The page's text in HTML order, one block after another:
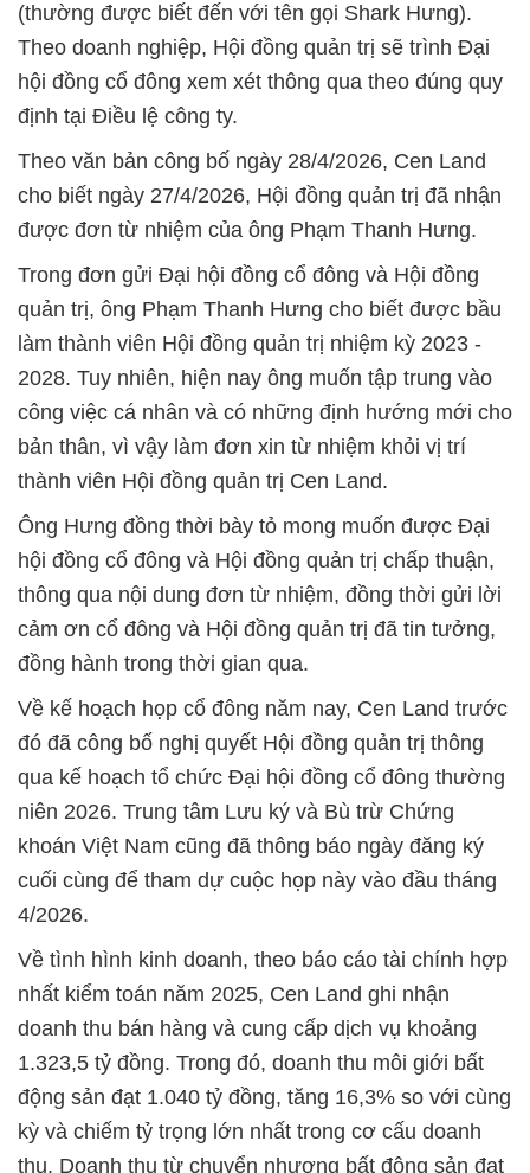
(thường được biết đến với tên gọi Shark Hưng).
Theo doanh nghiệp, Hội đồng quản trị sẽ trình Đại
hội đồng cổ đông xem xét thông qua theo đúng quy
định tại Điều lệ công ty.
Theo văn bản công bố ngày 28/4/2026, Cen Land
cho biết ngày 27/4/2026, Hội đồng quản trị đã nhận
được đơn từ nhiệm của ông Phạm Thanh Hưng.
Trong đơn gửi Đại hội đồng cổ đông và Hội đồng
quản trị, ông Phạm Thanh Hưng cho biết được bầu
làm thành viên Hội đồng quản trị nhiệm kỳ 2023 -
2028. Tuy nhiên, hiện nay ông muốn tập trung vào
công việc cá nhân và có những định hướng mới cho
bản thân, vì vậy làm đơn xin từ nhiệm khỏi vị trí
thành viên Hội đồng quản trị Cen Land.
Ông Hưng đồng thời bày tỏ mong muốn được Đại
hội đồng cổ đông và Hội đồng quản trị chấp thuận,
thông qua nội dung đơn từ nhiệm, đồng thời gửi lời
cảm ơn cổ đông và Hội đồng quản trị đã tin tưởng,
đồng hành trong thời gian qua.
Về kế hoạch họp cổ đông năm nay, Cen Land trước
đó đã công bố nghị quyết Hội đồng quản trị thông
qua kế hoạch tổ chức Đại hội đồng cổ đông thường
niên 2026. Trung tâm Lưu ký và Bù trừ Chứng
khoán Việt Nam cũng đã thông báo ngày đăng ký
cuối cùng để tham dự cuộc họp này vào đầu tháng
4/2026.
Về tình hình kinh doanh, theo báo cáo tài chính hợp
nhất kiểm toán năm 2025, Cen Land ghi nhận
doanh thu bán hàng và cung cấp dịch vụ khoảng
1.323,5 tỷ đồng. Trong đó, doanh thu môi giới bất
động sản đạt 1.040 tỷ đồng, tăng 16,3% so với cùng
kỳ và chiếm tỷ trọng lớn nhất trong cơ cấu doanh
thu. Doanh thu từ chuyển nhượng bất động sản đạt